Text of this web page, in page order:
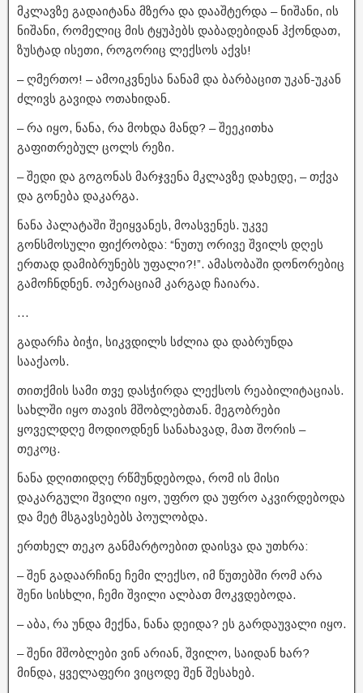
მკლავზე გადაიტანა მზერა და დააშტერდა – ნიშანი, ის
ნიშანი, რომელიც მის ტყუპებს დაბადებიდან ჰქონდათ,
ზუსტად ისეთი, როგორიც ლექსოს აქვს!
– ღმერთო! – ამოიკვნესა ნანამ და ბარბაცით უკან-უკან
ძლივს გავიდა ოთახიდან.
– რა იყო, ნანა, რა მოხდა მანდ? – შეეკითხა
გაფითრებულ ცოლს რეზი.
– შედი და გოგონას მარჯვენა მკლავზე დახედე, – თქვა
და გონება დაკარგა.
ნანა პალატაში შეიყვანეს, მოასვენეს. უკვე
გონსმოსული ფიქრობდა: “ნუთუ ორივე შვილს დღეს
ერთად დამიბრუნებს უფალი?!”. ამასობაში დონორებიც
გამოჩნდნენ. ოპერაციამ კარგად ჩაიარა.
…
გადარჩა ბიჭი, სიკვდილს სძლია და დაბრუნდა
სააქაოს.
თითქმის სამი თვე დასჭირდა ლექსოს რეაბილიტაციას.
სახლში იყო თავის მშობლებთან. მეგობრები
ყოველდღე მოდიოდნენ სანახავად, მათ შორის –
თეკოც.
ნანა დღითიდღე რწმუნდებოდა, რომ ის მისი
დაკარგული შვილი იყო, უფრო და უფრო აკვირდებოდა
და მეტ მსგავსებებს პოულობდა.
ერთხელ თეკო განმარტოებით დაისვა და უთხრა:
– შენ გადაარჩინე ჩემი ლექსო, იმ წუთებში რომ არა
შენი სისხლი, ჩემი შვილი ალბათ მოკვდებოდა.
– აბა, რა უნდა მექნა, ნანა დეიდა? ეს გარდაუვალი იყო.
– შენი მშობლები ვინ არიან, შვილო, საიდან ხარ?
მინდა, ყველაფერი ვიცოდე შენ შესახებ.